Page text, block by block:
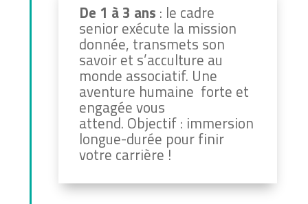
De 1 à 3 ans : le cadre
senior exécute la mission
donnée, transmets son
savoir et s’acculture au
monde associatif. Une
aventure humaine forte et
engagée vous
attend. Objectif : immersion
longue-durée pour finir
votre carrière !